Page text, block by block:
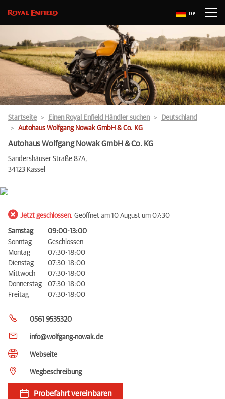
De
Startseite Einen Royal Enfield Händler suchen
Deutschland
Autohaus Wolfgang Nowak GmbH & Co. KG
Autohaus Wolfgang Nowak GmbH & Co. KG
Sandershäuser Straße 87A,
34123 Kassel
Jetzt geschlossen. Geöffnet am 10 August um 07:30
Samstag
09:00-13:00
Sonntag
Geschlossen
Montag
07:30-18:00
Dienstag
07:30-18:00
Mittwoch
07:30-18:00
Donnerstag
07:30-18:00
Freitag
07:30-18:00
0561 9535320
info@wolfgang-nowak.de
Webseite
Wegbeschreibung
Probefahrt vereinbaren